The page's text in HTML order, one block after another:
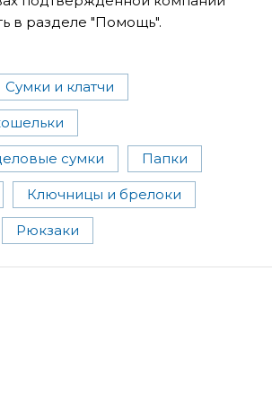
в разделе "Помощь".
Сумки и клатчи
сумки Папки
Ключницы и брелоки
Рюкзаки